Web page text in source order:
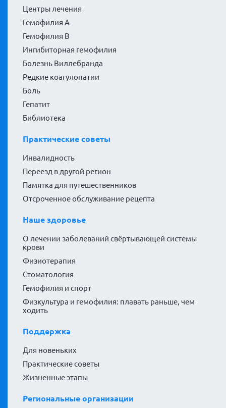
Центры лечения
Гемофилия А
Гемофилия В
Ингибиторная гемофилия
Болезнь Виллебранда
Редкие коагулопатии
Боль
Гепатит
Библиотека
Практические советы
Инвалидность
Переезд в другой регион
Памятка для путешественников
Отсроченное обслуживание рецепта
Наше здоровье
О лечении заболеваний свёртывающей системы
крови
Физиотерапия
Стоматология
Гемофилия и спорт
Физкультура и гемофилия: плавать раньше, чем
ходить
Поддержка
Для новеньких
Практические советы
Жизненные этапы
Региональные организации